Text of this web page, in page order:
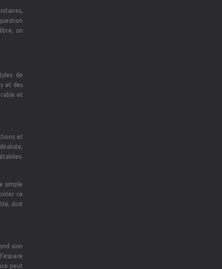
un
de
et des
et
et
simple
ce
doit
soin
peut